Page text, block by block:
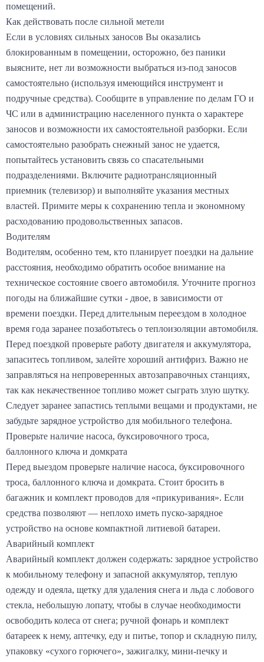
помещений.
Как действовать после сильной метели
Если в условиях сильных заносов Вы оказались
блокированным в помещении, осторожно, без паники
выясните, нет ли возможности выбраться из-под заносов
самостоятельно (используя имеющийся инструмент и
подручные средства). Сообщите в управление по делам ГО и
ЧС или в администрацию населенного пункта о характере
заносов и возможности их самостоятельной разборки. Если
самостоятельно разобрать снежный занос не удается,
попытайтесь установить связь со спасательными
подразделениями. Включите радиотрансляционный
приемник (телевизор) и выполняйте указания местных
властей. Примите меры к сохранению тепла и экономному
расходованию продовольственных запасов.
Водителям
Водителям, особенно тем, кто планирует поездки на дальние
расстояния, необходимо обратить особое внимание на
техническое состояние своего автомобиля. Уточните прогноз
погоды на ближайшие сутки - двое, в зависимости от
времени поездки. Перед длительным переездом в холодное
время года заранее позаботьтесь о теплоизоляции автомобиля.
Перед поездкой проверьте работу двигателя и аккумулятора,
запаситесь топливом, залейте хороший антифриз. Важно не
заправляться на непроверенных автозаправочных станциях,
так как некачественное топливо может сыграть злую шутку.
Следует заранее запастись теплыми вещами и продуктами, не
забудьте зарядное устройство для мобильного телефона.
Проверьте наличие насоса, буксировочного троса,
баллонного ключа и домкрата
Перед выездом проверьте наличие насоса, буксировочного
троса, баллонного ключа и домкрата. Стоит бросить в
багажник и комплект проводов для «прикуривания». Если
средства позволяют — неплохо иметь пуско-зарядное
устройство на основе компактной литиевой батареи.
Аварийный комплект
Аварийный комплект должен содержать: зарядное устройство
к мобильному телефону и запасной аккумулятор, теплую
одежду и одеяла, щетку для удаления снега и льда с лобового
стекла, небольшую лопату, чтобы в случае необходимости
освободить колеса от снега; ручной фонарь и комплект
батареек к нему, аптечку, еду и питье, топор и складную пилу,
упаковку «сухого горючего», зажигалку, мини-печку и